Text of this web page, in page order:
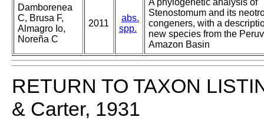
Damborenea
C, Brusa F,
Almagro Io,
Noreña C
2011
abs.
spp.
A phylogenetic analysis of
Stenostomum and its
congeners, with a
new species from the
Amazon Basin
RETURN TO TAXON
& Carter, 1931